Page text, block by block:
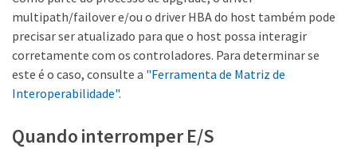
multipath/failover e/ou o driver HBA do host também pode
precisar ser atualizado para que o host possa interagir
corretamente com os controladores. Para determinar se
este é o caso, consulte a "Ferramenta de Matriz de
Interoperabilidade".
Quando interromper E/S